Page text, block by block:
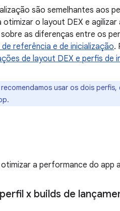
são semelhantes aos
o layout DEX e
as diferenças entre os
referência e de inicialização.
de layout DEX e perfis de
recomendamos usar os dois
a performance do app
x builds de